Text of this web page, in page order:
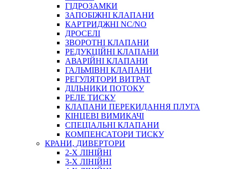
ЧЕРВ`ЯЧНІ
ПРУЖИННІ
НЕЙЛОНОВІ
ПРОРЕЗИНЕНІ
АВТОТОВАРИ
ГІДРОЗАМКИ
ЗАПОБІЖНІ КЛАПАНИ
КАРТРИДЖНІ NC/NO
ДРОСЕЛІ
ЗВОРОТНІ КЛАПАНИ
РЕДУКЦІЙНІ КЛАПАНИ
АВАРІЙНІ КЛАПАНИ
ГАЛЬМІВНІ КЛАПАНИ
РЕГУЛЯТОРИ ВИТРАТ
ДІЛЬНИКИ ПОТОКУ
РЕЛЕ ТИСКУ
КЛАПАНИ ПЕРЕКИДАННЯ ПЛУГА
КІНЦЕВІ ВИМИКАЧІ
СПЕЦІАЛЬНІ КЛАПАНИ
КОМПЕНСАТОРИ ТИСКУ
КРАНИ, ДИВЕРТОРИ
2-Х ЛІНІЙНІ
3-Х ЛІНІЙНІ